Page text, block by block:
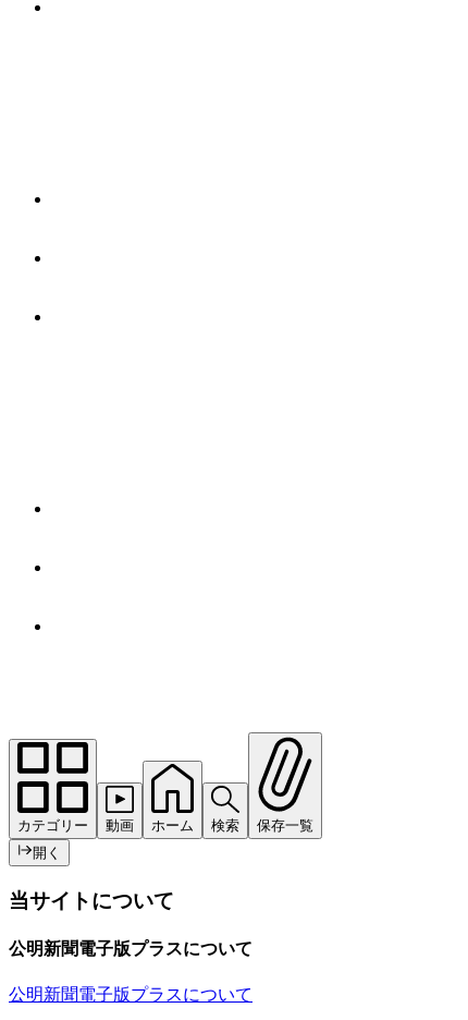
カテゴリー 動画 ホーム 検索
保存一覧
開く
当サイトについて
公明新聞電子版プラスについて
公明新聞電子版プラスについて